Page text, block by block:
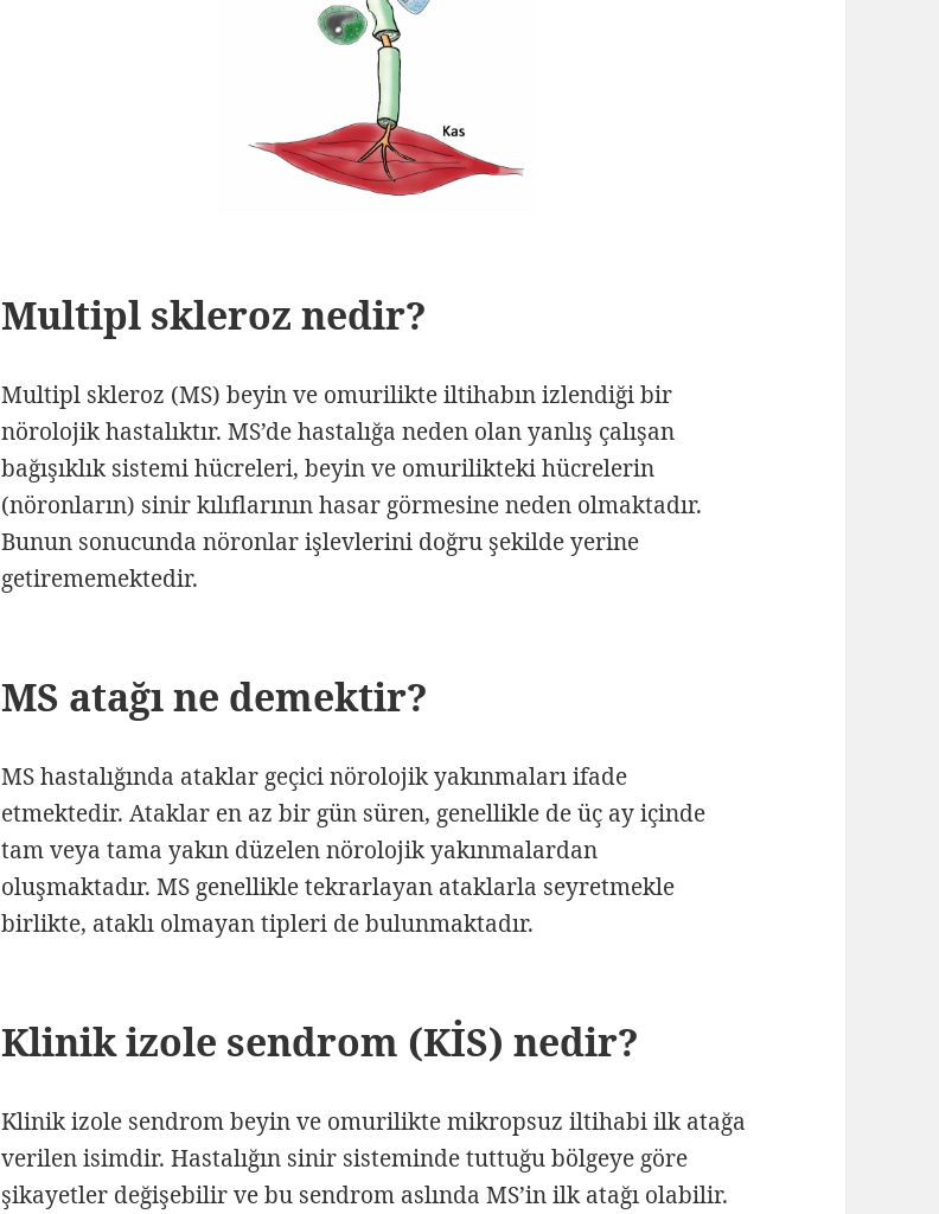
Multipl skleroz nedir?
Multipl skleroz (MS) beyin ve omurilikte iltihabın izlendiği bir
nörolojik hastalıktır. MS’de hastalığa neden olan yanlış çalışan
bağışıklık sistemi hücreleri, beyin ve omurilikteki hücrelerin
(nöronların) sinir kılıflarının hasar görmesine neden olmaktadır.
Bunun sonucunda nöronlar işlevlerini doğru şekilde yerine
getirememektedir.
MS atağı ne demektir?
MS hastalığında ataklar geçici nörolojik yakınmaları ifade
etmektedir. Ataklar en az bir gün süren, genellikle de üç ay içinde
tam veya tama yakın düzelen nörolojik yakınmalardan
oluşmaktadır. MS genellikle tekrarlayan ataklarla seyretmekle
birlikte, ataklı olmayan tipleri de bulunmaktadır.
Klinik izole sendrom (KİS) nedir?
Klinik izole sendrom beyin ve omurilikte mikropsuz iltihabi ilk atağa
verilen isimdir. Hastalığın sinir sisteminde tuttuğu bölgeye göre
şikayetler değişebilir ve bu sendrom aslında MS’in ilk atağı olabilir.